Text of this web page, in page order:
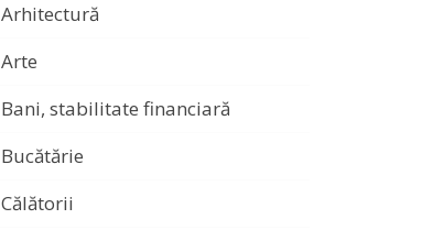
Arhitectură
Arte
Bani, stabilitate financiară
Bucătărie
Călătorii